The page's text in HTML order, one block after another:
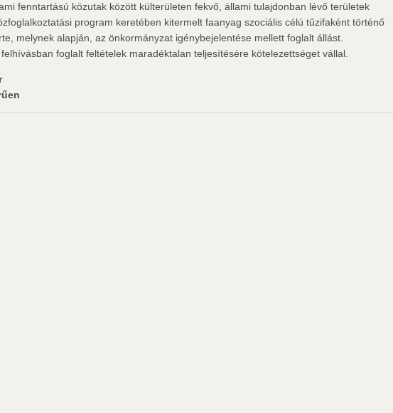
fenntartású közutak között külterületen fekvő, állami tulajdonban lévő területek
program keretében kitermelt faanyag szociális célú tűzifaként történő
melynek alapján, az önkormányzat igénybejelentése mellett foglalt állást.
foglalt feltételek maradéktalan teljesítésére kötelezettséget vállal.